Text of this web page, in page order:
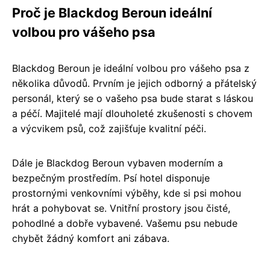
Proč je Blackdog Beroun ideální
volbou pro vášeho psa
Blackdog Beroun je ideální volbou pro vášeho psa z
několika důvodů. Prvním je jejich odborný a přátelský
personál, který se o vašeho psa bude starat s láskou
a péčí. Majitelé mají dlouholeté zkušenosti s chovem
a výcvikem psů, což zajišťuje kvalitní péči.
Dále je Blackdog Beroun vybaven moderním a
bezpečným prostředím. Psí hotel disponuje
prostornými venkovními výběhy, kde si psi mohou
hrát a pohybovat se. Vnitřní prostory jsou čisté,
pohodlné a dobře vybavené. Vašemu psu nebude
chybět žádný komfort ani zábava.